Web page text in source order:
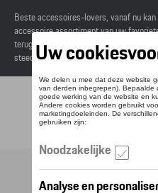
Beste accessoires-lovers, vanaf nu kan
accessoire assortiment van uw
terugvinden in de online catalogus. Deze
steeds besteld worden via uw dealer.